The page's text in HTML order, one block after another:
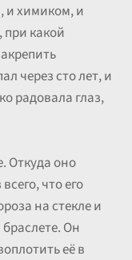
и химиком, и
какой
через сто лет, и
радовала глаз,
Откуда оно
что его
на стекле и
Он
её в